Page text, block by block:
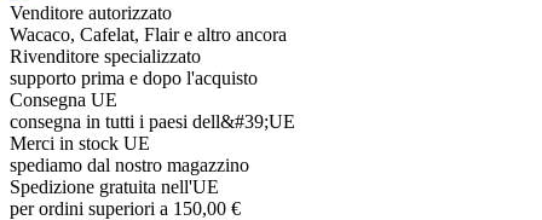
Venditore autorizzato
Wacaco, Cafelat, Flair e altro ancora
Rivenditore specializzato
supporto prima e dopo l'acquisto
Consegna UE
consegna in tutti i paesi dell&#39;UE
Merci in stock UE
spediamo dal nostro magazzino
Spedizione gratuita nell'UE
per ordini superiori a 150,00 €